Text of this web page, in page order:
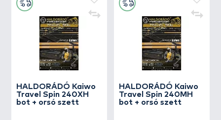
HALDORÁDÓ Kaiwo
Travel Spin 240XH
bot + orsó szett
HALDORÁDÓ Kaiwo
Travel Spin 240MH
bot + orsó szett